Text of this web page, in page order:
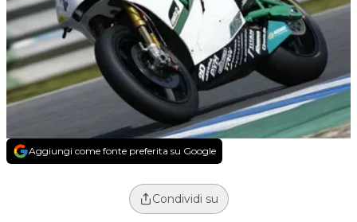
Aggiungi come fonte preferita su Google
Condividi su